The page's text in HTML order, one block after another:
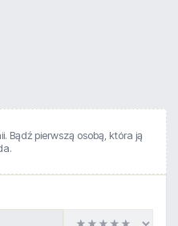
Bądź pierwszą osobą, która ją